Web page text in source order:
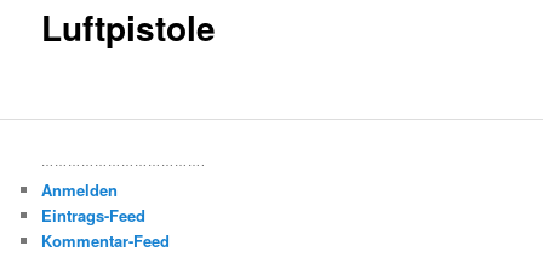
Luftpistole
Anmelden
Eintrags-Feed
Kommentar-Feed